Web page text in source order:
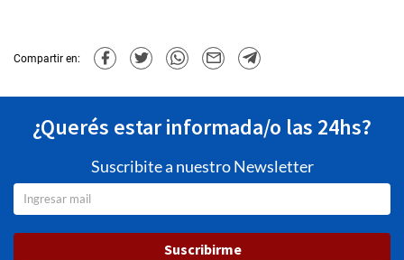
Compartir en:
¿Querés estar informada/o las 24hs?
Suscribite a nuestro Newsletter
Suscribirme